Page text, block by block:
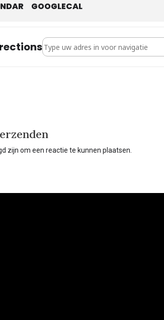
GOOGLECAL
Address - Michael Linger [7mX6DgXEv]
zijn om een reactie te kunnen plaatsen.